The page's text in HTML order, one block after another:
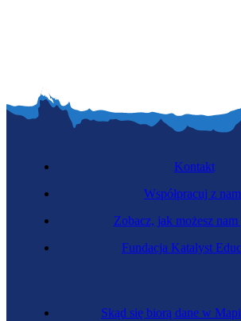
Inżynier elektroenergetyk
Skąd się biorą dane w
Kontakt
Współpracuj z
Zobacz, jak możesz nam
Fundacja Katalyst